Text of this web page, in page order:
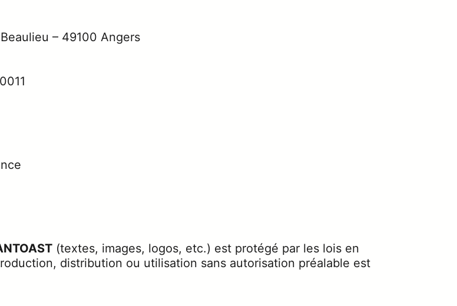
– 49100 Angers
(textes, images, logos, etc.) est protégé par les lois en
distribution ou utilisation sans autorisation préalable est